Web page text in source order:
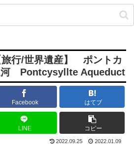
行/世界遺産】 ポントカ
河 Pontcysyllte Aqueduct
Facebook はてブ
LINE コピー
2022.09.25 2022.01.09